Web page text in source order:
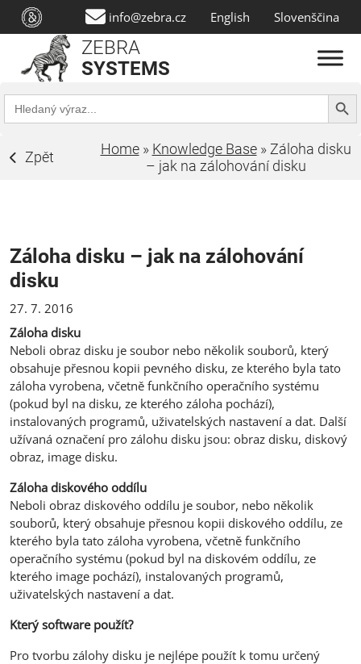
info@zebra.cz English Slovenščina
ZEBRA
SYSTEMS
Search
for:
Search
Zpět Home» Knowledge Base»Záloha disku
– jak na zálohování disku
Záloha disku – jak na zálohování
disku
27. 7. 2016
Záloha disku
Neboli obraz disku je soubor nebo několik souborů, který
obsahuje přesnou kopii pevného disku, ze kterého byla tato
záloha vyrobena, včetně funkčního operačního systému
(pokud byl na disku, ze kterého záloha pochází),
instalovaných programů, uživatelských nastavení a dat. Další
užívaná označení pro zálohu disku jsou: obraz disku, diskový
obraz, image disku.
Záloha diskového oddílu
Neboli obraz diskového oddílu je soubor, nebo několik
souborů, který obsahuje přesnou kopii diskového oddílu, ze
kterého byla tato záloha vyrobena, včetně funkčního
operačního systému (pokud byl na diskovém oddílu, ze
kterého image pochází), instalovaných programů,
uživatelských nastavení a dat.
Který software použít?
Pro tvorbu zálohy disku je nejlépe použít k tomu určený